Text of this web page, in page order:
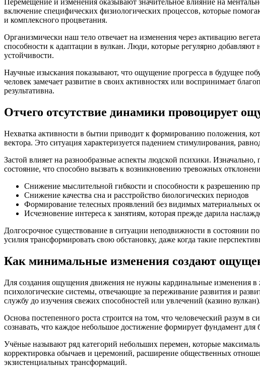
Перемещение и изменения оказывают значительное влияние на
включение специфических физиологических процессов, которые
и комплексного процветания.
Организмически наш тело отвечает на изменения через активацию
способности к адаптации в вулкан. Люди, которые регулярно
устойчивости.
Научные изыскания показывают, что ощущение прогресса в будущее
человек замечает развитие в своих активностях или воспринимает
результативна.
Отчего отсутствие динамики провоцирует
Нехватка активности в бытии приводит к формированию положения,
вектора. Это ситуация характеризуется падением стимулирования,
Застой влияет на разнообразные аспекты людской психики.
состояние, что способно вызвать к возникновению тревожных
Снижение мыслительной гибкости и способности к разрешению
Снижение качества сна и расстройство биологических периодов
Формирование телесных проявлений без видимых материальных
Исчезновение интереса к занятиям, которая прежде дарила
Долгосрочное существование в ситуации неподвижности в состоянии
усилия трансформировать свою обстановку, даже когда такие
Как минимальные изменения создают
Для создания ощущения движения не нужны кардинальные изменения
психологические системы, отвечающие за переживание развития и
службу до изучения свежих способностей или увлечений (казино вулкан).
Основа постепенного роста строится на том, что человеческий разум
сознавать, что каждое небольшое достижение формирует фундамент для
Учёные называют ряд категорий небольших перемен, которые
корректировка обычаев и церемоний, расширение общественных
экзистенциальных трансформаций.